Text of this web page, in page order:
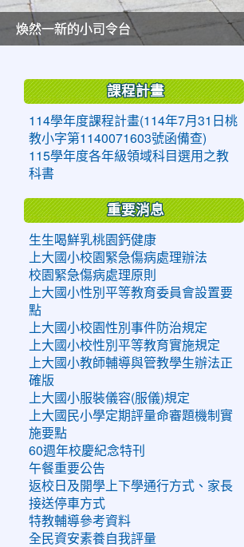
美麗的操場是我們活力的來源
美麗的操場是我們活力的來源
煥然一新的小司令台
煥然一新的小司令台
富含桃園埤塘田園風光意象的中廊
富含桃園埤塘田園風光意象的中廊
嶄新的中庭廣場
嶄新的中庭廣場
水生池生生不息
水生池生生不息
課程計畫
114學年度課程計畫(114年7月31日桃
教小字第1140071603號函備查)
115學年度各年級領域科目選用之教
科書
重要消息
生生喝鮮乳桃園鈣健康
上大國小校園緊急傷病處理辦法
校園緊急傷病處理原則
上大國小性別平等教育委員會設置要
點
上大國小校園性別事件防治規定
上大國小校性別平等教育實施規定
上大國小教師輔導與管教學生辦法正
確版
上大國小服裝儀容(服儀)規定
上大國民小學定期評量命審題機制實
施要點
60週年校慶紀念特刊
午餐重要公告
返校日及開學上下學通行方式、家長
接送停車方式
特教輔導參考資料
全民資安素養自我評量